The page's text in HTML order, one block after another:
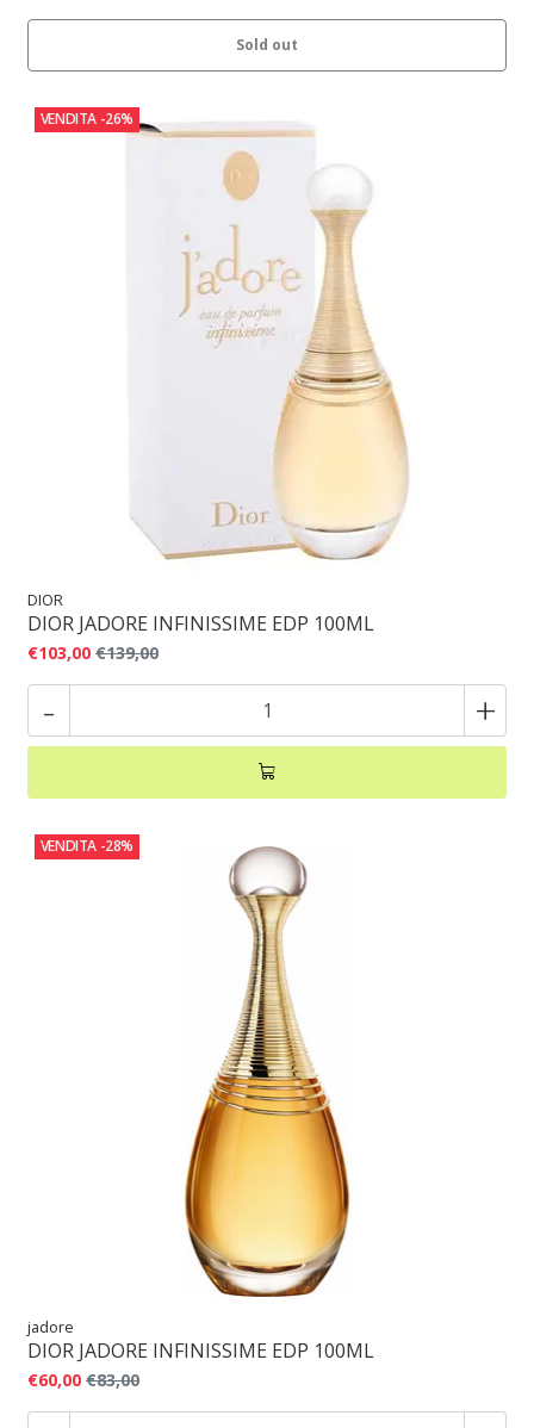
Sold out
VENDITA -26%
DIOR
DIOR JADORE INFINISSIME EDP 100ML
€103,00 €139,00
- +
VENDITA -28%
jadore
DIOR JADORE INFINISSIME EDP 100ML
€60,00 €83,00